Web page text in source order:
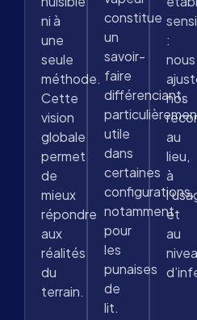
ni à
une
seule
méthode.
Cette
vision
globale
permet
de
mieux
répondre
aux
réalités
du
terrain.
constitue
un
savoir-
faire
différenciant,
utile
dans
certaines
configurations,
notamment
pour
les
punaises
de
lit.
:
nous
nos
au
lieu,
à
et
au